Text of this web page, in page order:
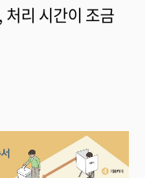
리 시간이 조금